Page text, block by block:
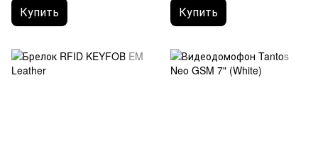
Купить Купить